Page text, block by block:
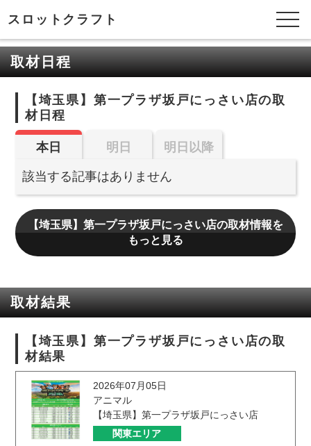
スロットクラフト
取材日程
【埼玉県】第一プラザ坂戸にっさい店の取
材日程
本日 明日 明日以降
該当する記事はありません
【埼玉県】第一プラザ坂戸にっさい店の取材情報を
もっと見る
取材結果
【埼玉県】第一プラザ坂戸にっさい店の取
材結果
2026年07月05日
アニマル
【埼玉県】第一プラザ坂戸にっさい店
関東エリア